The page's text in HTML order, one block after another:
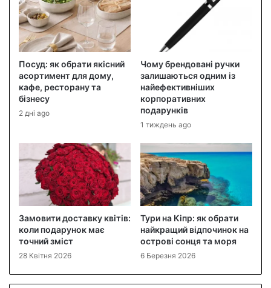
Посуд: як обрати якісний
асортимент для дому,
кафе, ресторану та
бізнесу
2 дні ago
Чому брендовані ручки
залишаються одним із
найефективніших
корпоративних
подарунків
1 тиждень ago
Замовити доставку квітів:
коли подарунок має
точний зміст
28 Квітня 2026
Тури на Кіпр: як обрати
найкращий відпочинок на
острові сонця та моря
6 Березня 2026